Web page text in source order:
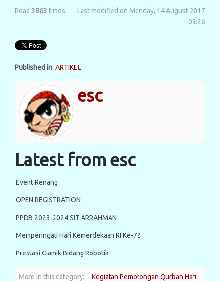
Read 3863 times
Last modified on Monday, 14 August 2017
08:26
Published in ARTIKEL
esc
Latest from esc
Event Renang
OPEN REGISTRATION
PPDB 2023-2024 SIT ARRAHMAN
Memperingati Hari Kemerdekaan RI Ke-72
Prestasi Ciamik Bidang Robotik
More in this category:
Kegiatan Pemotongan Qurban Hari